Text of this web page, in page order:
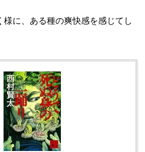
様に、ある種の爽快感を感じてし